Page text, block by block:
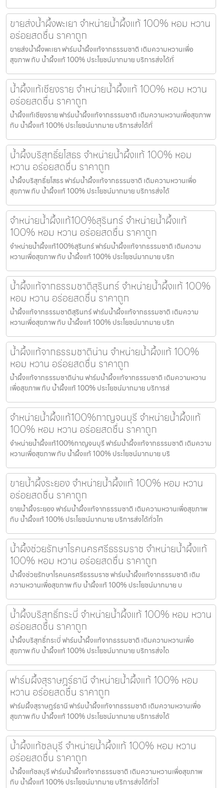
ขายส่งน้ำผึ้งพะเยา จำหน่ายน้ำผึ้งแท้ 100% หอม หวาน
อร่อยสดชื่น ราคาถูก
ขายส่งน้ำผึ้งพะเยา ฟาร์มน้ำผึ้งแท้จากธรรมชาติ เติมความหวานเพื่อ
สุขภาพ กับ น้ำผึ้งแท้ 100% ประโยชน์มากมาย บริการส่งได้ทั่
น้ำผึ้งแท้เชียงราย จำหน่ายน้ำผึ้งแท้ 100% หอม หวาน
อร่อยสดชื่น ราคาถูก
น้ำผึ้งแท้เชียงราย ฟาร์มน้ำผึ้งแท้จากธรรมชาติ เติมความหวานเพื่อสุขภาพ
กับ น้ำผึ้งแท้ 100% ประโยชน์มากมาย บริการส่งได้ทั่
น้ำผึ้งบริสุทธิ์ยโสธร จำหน่ายน้ำผึ้งแท้ 100% หอม
หวาน อร่อยสดชื่น ราคาถูก
น้ำผึ้งบริสุทธิ์ยโสธร ฟาร์มน้ำผึ้งแท้จากธรรมชาติ เติมความหวานเพื่อ
สุขภาพ กับ น้ำผึ้งแท้ 100% ประโยชน์มากมาย บริการส่งได้
จำหน่ายน้ำผึ้งแท้100%สุรินทร์ จำหน่ายน้ำผึ้งแท้
100% หอม หวาน อร่อยสดชื่น ราคาถูก
จำหน่ายน้ำผึ้งแท้100%สุรินทร์ ฟาร์มน้ำผึ้งแท้จากธรรมชาติ เติมความ
หวานเพื่อสุขภาพ กับ น้ำผึ้งแท้ 100% ประโยชน์มากมาย บริก
น้ำผึ้งแท้จากธรรมชาติสุรินทร์ จำหน่ายน้ำผึ้งแท้ 100%
หอม หวาน อร่อยสดชื่น ราคาถูก
น้ำผึ้งแท้จากธรรมชาติสุรินทร์ ฟาร์มน้ำผึ้งแท้จากธรรมชาติ เติมความ
หวานเพื่อสุขภาพ กับ น้ำผึ้งแท้ 100% ประโยชน์มากมาย บริก
น้ำผึ้งแท้จากธรรมชาติน่าน จำหน่ายน้ำผึ้งแท้ 100%
หอม หวาน อร่อยสดชื่น ราคาถูก
น้ำผึ้งแท้จากธรรมชาติน่าน ฟาร์มน้ำผึ้งแท้จากธรรมชาติ เติมความหวาน
เพื่อสุขภาพ กับ น้ำผึ้งแท้ 100% ประโยชน์มากมาย บริการส่
จำหน่ายน้ำผึ้งแท้100%กาญจนบุรี จำหน่ายน้ำผึ้งแท้
100% หอม หวาน อร่อยสดชื่น ราคาถูก
จำหน่ายน้ำผึ้งแท้100%กาญจนบุรี ฟาร์มน้ำผึ้งแท้จากธรรมชาติ เติมความ
หวานเพื่อสุขภาพ กับ น้ำผึ้งแท้ 100% ประโยชน์มากมาย บริ
ขายน้ำผึ้งระยอง จำหน่ายน้ำผึ้งแท้ 100% หอม หวาน
อร่อยสดชื่น ราคาถูก
ขายน้ำผึ้งระยอง ฟาร์มน้ำผึ้งแท้จากธรรมชาติ เติมความหวานเพื่อสุขภาพ
กับ น้ำผึ้งแท้ 100% ประโยชน์มากมาย บริการส่งได้ทั่วไท
น้ำผึ้งช่วยรักษาโรคนครศรีธรรมราช จำหน่ายน้ำผึ้งแท้
100% หอม หวาน อร่อยสดชื่น ราคาถูก
น้ำผึ้งช่วยรักษาโรคนครศรีธรรมราช ฟาร์มน้ำผึ้งแท้จากธรรมชาติ เติม
ความหวานเพื่อสุขภาพ กับ น้ำผึ้งแท้ 100% ประโยชน์มากมาย บ
น้ำผึ้งบริสุทธิ์กระบี่ จำหน่ายน้ำผึ้งแท้ 100% หอม หวาน
อร่อยสดชื่น ราคาถูก
น้ำผึ้งบริสุทธิ์กระบี่ ฟาร์มน้ำผึ้งแท้จากธรรมชาติ เติมความหวานเพื่อ
สุขภาพ กับ น้ำผึ้งแท้ 100% ประโยชน์มากมาย บริการส่งได
ฟาร์มผึ้งสุราษฎร์ธานี จำหน่ายน้ำผึ้งแท้ 100% หอม
หวาน อร่อยสดชื่น ราคาถูก
ฟาร์มผึ้งสุราษฎร์ธานี ฟาร์มน้ำผึ้งแท้จากธรรมชาติ เติมความหวานเพื่อ
สุขภาพ กับ น้ำผึ้งแท้ 100% ประโยชน์มากมาย บริการส่งได้
น้ำผึ้งแท้ชลบุรี จำหน่ายน้ำผึ้งแท้ 100% หอม หวาน
อร่อยสดชื่น ราคาถูก
น้ำผึ้งแท้ชลบุรี ฟาร์มน้ำผึ้งแท้จากธรรมชาติ เติมความหวานเพื่อสุขภาพ
กับ น้ำผึ้งแท้ 100% ประโยชน์มากมาย บริการส่งได้ทั่วไ